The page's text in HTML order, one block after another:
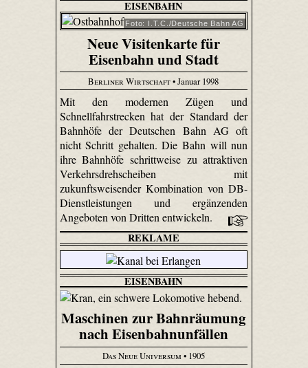
EISENBAHN
Foto: I.T.C./Deutsche Bahn AG
Neue Visitenkarte für
Eisenbahn und Stadt
Berliner Wirtschaft• Januar 1998
Mit den modernen Zügen und
Schnellfahrstrecken hat der Standard der
Bahnhöfe der Deutschen Bahn AG oft
nicht Schritt gehalten. Die Bahn will nun
ihre Bahnhöfe schrittweise zu attraktiven
Verkehrsdrehscheiben mit
zukunftsweisender Kombination von DB-
Dienstleistungen und ergänzenden
Angeboten von Dritten entwickeln.
REKLAME
EISENBAHN
Maschinen zur Bahnräumung
nach Eisenbahnunfällen
Das Neue Universum• 1905